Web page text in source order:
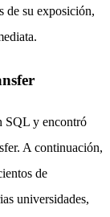
de su exposición,
SQL y encontró
A continuación,
de
universidades,